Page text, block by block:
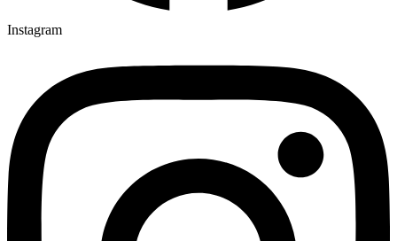
Instagram